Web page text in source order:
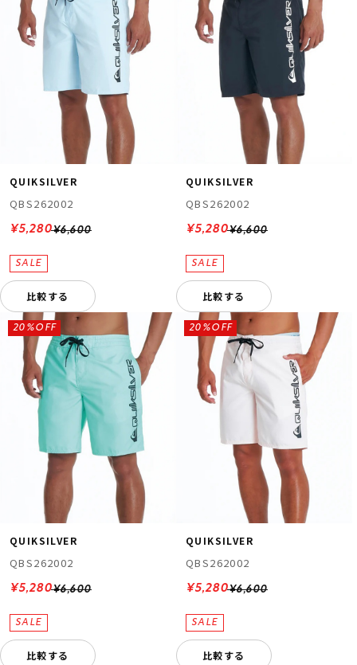
QUIKSILVER
QBS262002
¥6,600
¥5,280
比較する
QUIKSILVER
QBS262002
¥6,600
¥5,280
比較する
QUIKSILVER
QBS262002
¥6,600
20%OFF
¥5,280
比較する
QUIKSILVER
QBS262002
¥6,600
20%OFF
¥5,280
比較する